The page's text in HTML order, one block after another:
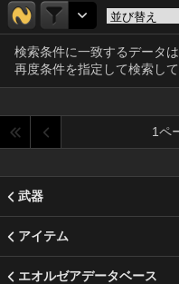
検索条件に一致するデータ
再度条件を指定して検索して
1ペ
武器
アイテム
エオルゼアデータベース